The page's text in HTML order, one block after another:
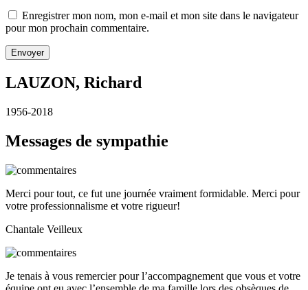
Enregistrer mon nom, mon e-mail et mon site dans le navigateur
pour mon prochain commentaire.
LAUZON, Richard
1956-2018
Messages de sympathie
Merci pour tout, ce fut une journée vraiment formidable. Merci pour
votre professionnalisme et votre rigueur!
Chantale Veilleux
Je tenais à vous remercier pour l’accompagnement que vous et votre